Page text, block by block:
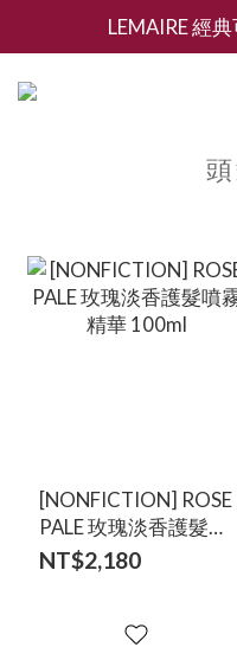
新會員募集
LEMAIRE 經
香氛 / 家居 / 餐廚 [ 全
[NONFICTION] ROSE
PALE 玫瑰淡香護髮噴
霧精華 100ml
NT$2,180